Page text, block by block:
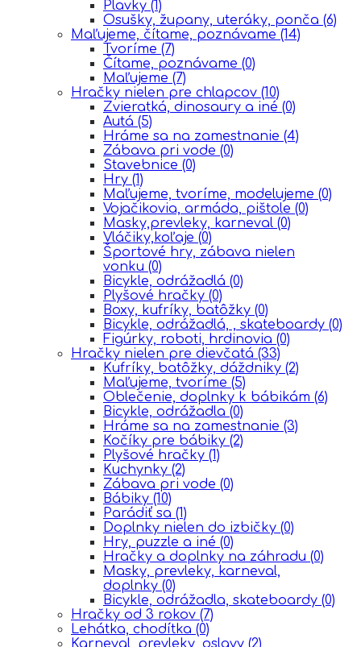
Plavky (1)
Osušky, župany, uteráky, ponča (6)
Maľujeme, čítame, poznávame (14)
Tvoríme (7)
Čítame, poznávame (0)
Maľujeme (7)
Hračky nielen pre chlapcov (10)
Zvieratká, dinosaury a iné (0)
Autá (5)
Hráme sa na zamestnanie (4)
Zábava pri vode (0)
Stavebnice (0)
Hry (1)
Maľujeme, tvoríme, modelujeme (0)
Vojačikovia, armáda, pištole (0)
Masky,prevleky, karneval (0)
Vláčiky,koľaje (0)
Športové hry, zábava nielen
vonku (0)
Bicykle, odrážadlá (0)
Plyšové hračky (0)
Boxy, kufríky, batôžky (0)
Bicykle, odrážadlá, , skateboardy (0)
Figúrky, roboti, hrdinovia (0)
Hračky nielen pre dievčatá (33)
Kufríky, batôžky, dáždniky (2)
Maľujeme, tvoríme (5)
Oblečenie, doplnky k bábikám (6)
Bicykle, odrážadla (0)
Hráme sa na zamestnanie (3)
Kočíky pre bábiky (2)
Plyšové hračky (1)
Kuchynky (2)
Zábava pri vode (0)
Bábiky (10)
Parádiť sa (1)
Doplnky nielen do izbičky (0)
Hry, puzzle a iné (0)
Hračky a doplnky na záhradu (0)
Masky, prevleky, karneval,
doplnky (0)
Bicykle, odrážadla, skateboardy (0)
Hračky od 3 rokov (7)
Lehátka, chodítka (0)
Karneval, prevleky, oslavy (2)